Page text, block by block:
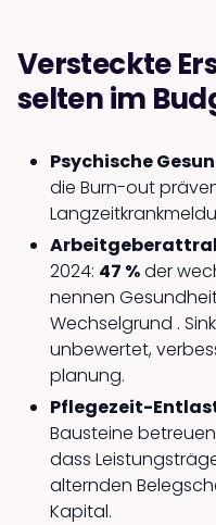
Versteckte
selten im
Psychische
die Burn-out
2024: 47 %der
nennen
Wechselgrund .
unbewertet,
planung.
Pflegezeit-
Bausteine
dass
alternden
Kapital.